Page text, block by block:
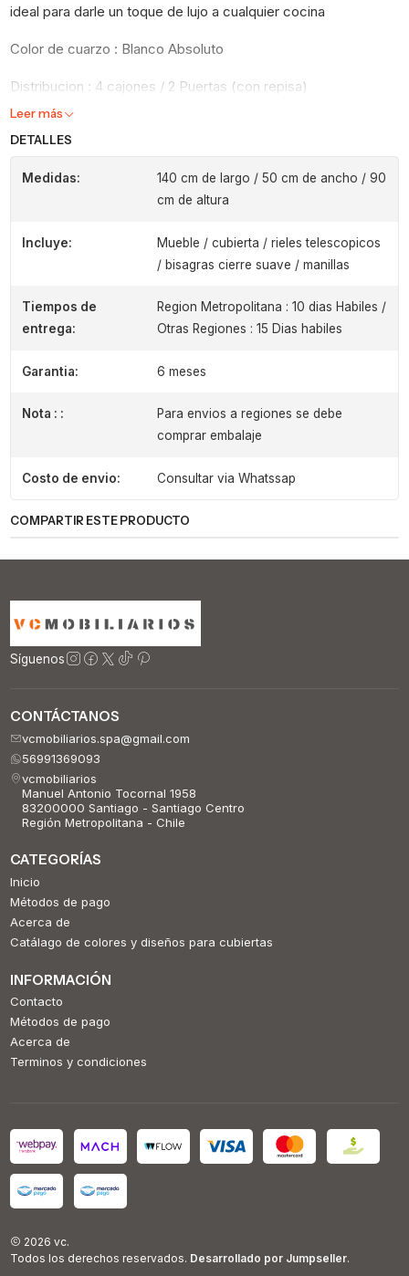
ideal para darle un toque de lujo a cualquier cocina
Color de cuarzo : Blanco Absoluto
Distribucion : 4 cajones / 2 Puertas (con repisa)
Leer más
DETALLES
Medidas:
140 cm de largo / 50 cm de ancho / 90
cm de altura
Incluye:
Mueble / cubierta / rieles telescopicos
/ bisagras cierre suave / manillas
Tiempos de
entrega:
Region Metropolitana : 10 dias Habiles /
Otras Regiones : 15 Dias habiles
Garantia: 6 meses
Nota : :
Para envios a regiones se debe
comprar embalaje
Costo de envio: Consultar via Whatssap
COMPARTIR ESTE PRODUCTO
Síguenos
CONTÁCTANOS
vcmobiliarios.spa@gmail.com
56991369093
vcmobiliarios
Manuel Antonio Tocornal 1958
83200000 Santiago - Santiago Centro
Región Metropolitana - Chile
CATEGORÍAS
Inicio
Métodos de pago
Acerca de
Catálago de colores y diseños para cubiertas
INFORMACIÓN
Contacto
Métodos de pago
Acerca de
Terminos y condiciones
2026 vc.
Todos los derechos reservados. Desarrollado por Jumpseller.